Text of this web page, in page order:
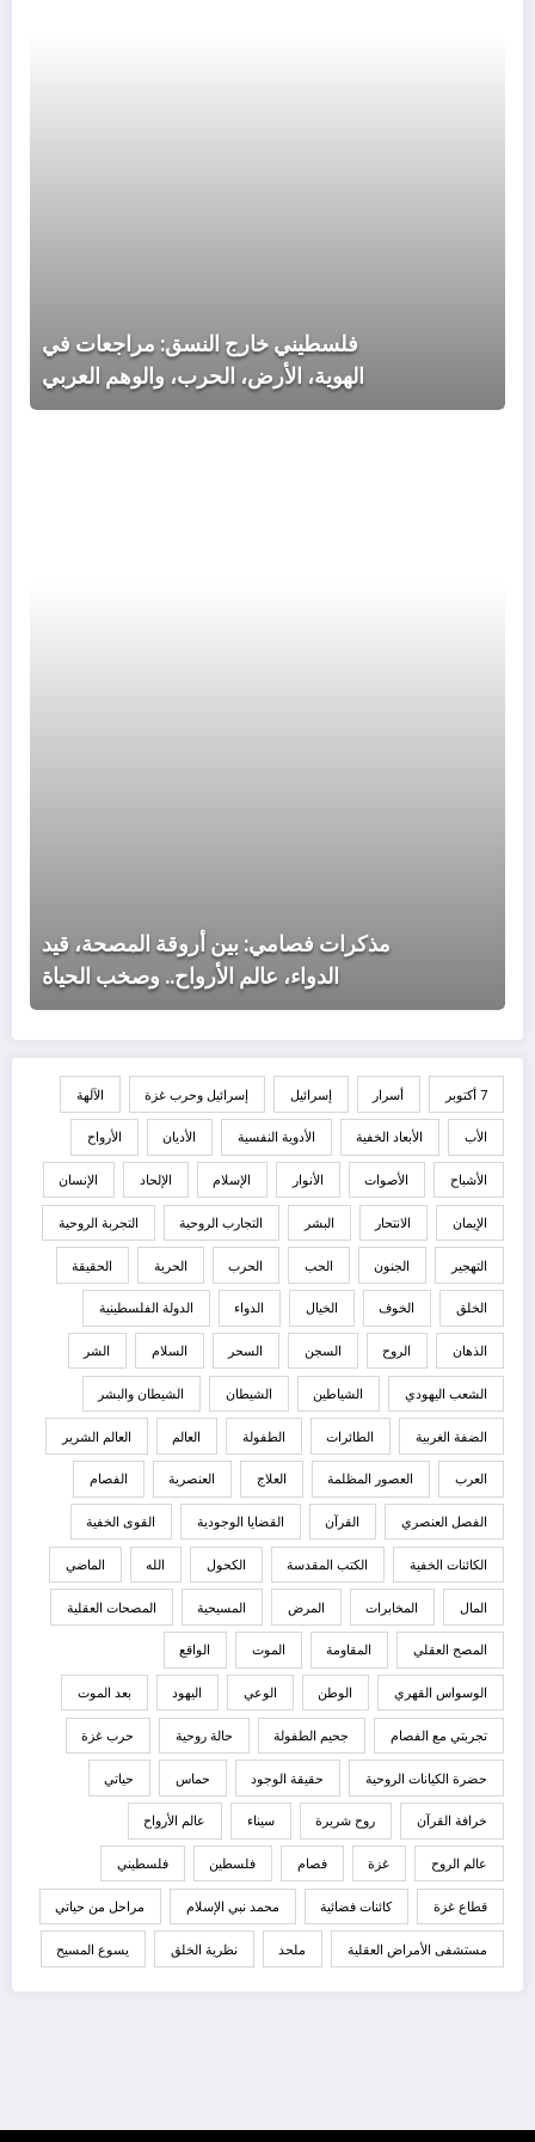
فلسطيني خارج النسق: مراجعات في
الهوية، الأرض، الحرب، والوهم العربي
مذكرات فصامي: بين أروقة المصحة، قيد
الدواء، عالم الأرواح.. وصخب الحياة
7 أكتوبر أسرار إسرائيل إسرائيل وحرب غزة الآلهة
الأب الأبعاد الخفية الأدوية النفسية الأديان الأرواح
الأشباح الأصوات الأنوار الإسلام الإلحاد الإنسان
الإيمان الانتحار البشر التجارب الروحية التجربة الروحية
التهجير الجنون الحب الحرب الحرية الحقيقة
الخلق الخوف الخيال الدواء الدولة الفلسطينية
الذهان الروح السجن السحر السلام الشر
الشعب اليهودي الشياطين الشيطان الشيطان والبشر
الضفة الغربية الطائرات الطفولة العالم العالم الشرير
العرب العصور المظلمة العلاج العنصرية الفصام
الفصل العنصري القرآن القضايا الوجودية القوى الخفية
الكائنات الخفية الكتب المقدسة الكحول الله الماضي
المال المخابرات المرض المسيحية المصحات العقلية
المصح العقلي المقاومة الموت الواقع
الوسواس القهري الوطن الوعي اليهود بعد الموت
تجربتي مع الفصام جحيم الطفولة حالة روحية حرب غزة
حضرة الكيانات الروحية حقيقة الوجود حماس حياتي
خرافة القرآن روح شريرة سيناء عالم الأرواح
عالم الروح غزة فصام فلسطين فلسطيني
قطاع غزة كائنات فضائية محمد نبي الإسلام مراحل من حياتي
مستشفى الأمراض العقلية ملحد نظرية الخلق يسوع المسيح